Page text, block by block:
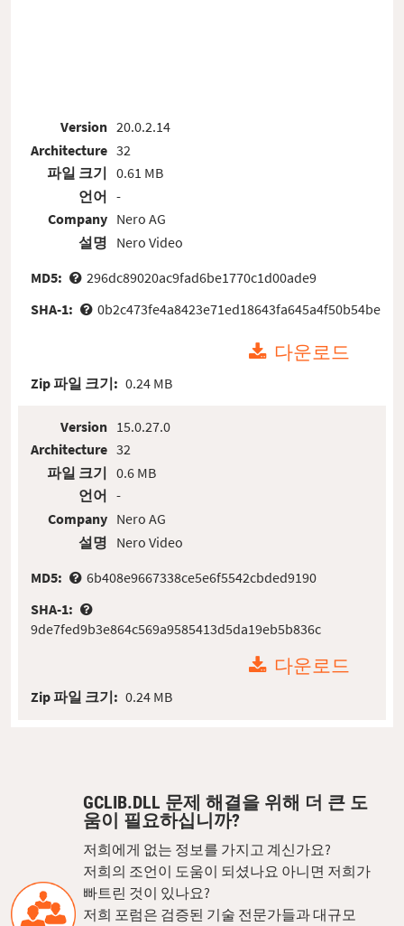
Version
Architecture
파일 크기
언어
Company
설명
20.0.2.14
32
0.61 MB
-
Nero AG
Nero Video
MD5:
296dc89020ac9fad6be1770c1d00ade9
SHA-1:
0b2c473fe4a8423e71ed18643fa645a4f50b54be
다운로드
Zip 파일 크기: 0.24 MB
Version
Architecture
파일 크기
언어
Company
설명
15.0.27.0
32
0.6 MB
-
Nero AG
Nero Video
MD5:
6b408e9667338ce5e6f5542cbded9190
SHA-1:
9de7fed9b3e864c569a9585413d5da19eb5b836c
다운로드
Zip 파일 크기: 0.24 MB
GCLIB.DLL 문제 해결을 위해 더 큰 도
움이 필요하십니까?
저희에게 없는 정보를 가지고 계신가요?
저희의 조언이 도움이 되셨나요 아니면 저희가
빠트린 것이 있나요?
저희 포럼은 검증된 기술 전문가들과 대규모